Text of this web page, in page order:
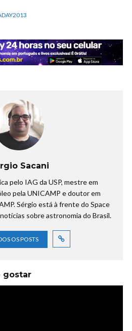
Sacani
pelo IAG da USP, mestre em
pela UNICAMP e doutor em
Sérgio está à frente do Space
sobre astronomia do Brasil.
OS POSTS
gostar